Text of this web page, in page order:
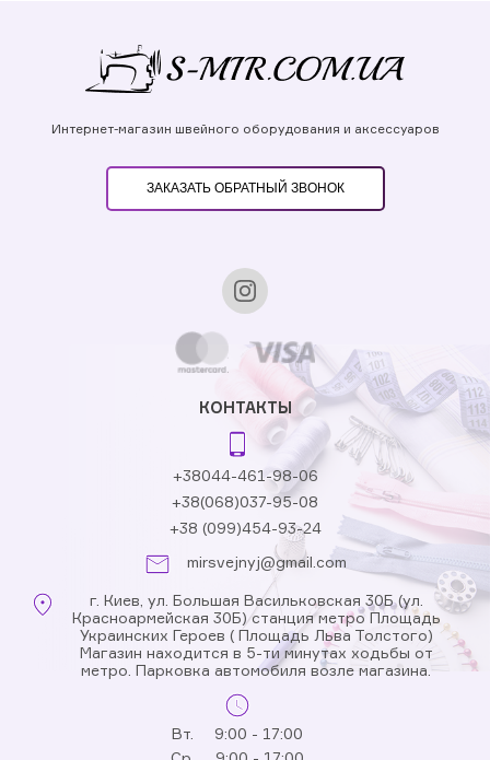
Интернет-магазин швейного оборудования и аксессуаров
ЗАКАЗАТЬ ОБРАТНЫЙ ЗВОНОК
КОНТАКТЫ
+38044-461-98-06
+38(068)037-95-08
+38 (099)454-93-24
mirsvejnyj@gmail.com
г. Киев, ул. Большая Васильковская 30Б (ул.
Красноармейская 30Б) станция метро Площадь
Украинских Героев ( Площадь Льва Толстого)
Магазин находится в 5-ти минутах ходьбы от
метро. Парковка автомобиля возле магазина.
Вт.
9:00 - 17:00